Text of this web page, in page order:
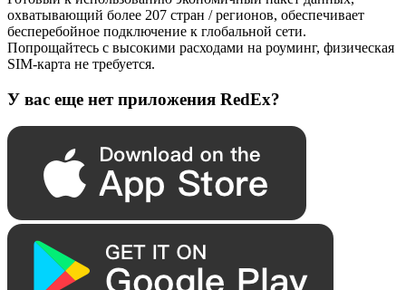
охватывающий более 207 стран / регионов, обеспечивает
бесперебойное подключение к глобальной сети.
Попрощайтесь с высокими расходами на роуминг, физическая
SIM-карта не требуется.
У вас еще нет приложения RedEx?